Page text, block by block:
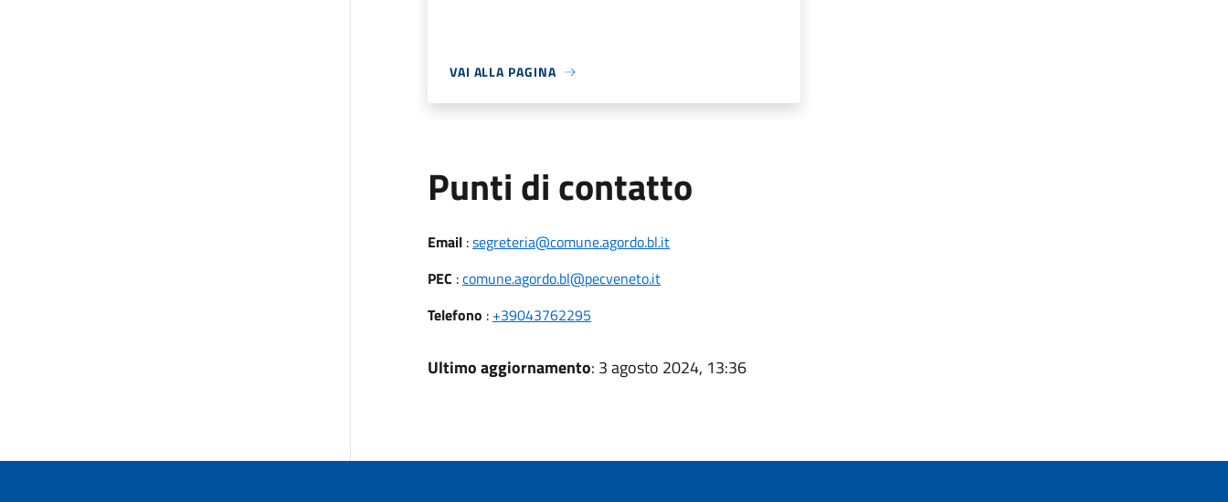
VAI ALLA PAGINA
Punti di contatto
Email:segreteria@comune.agordo.bl.it
PEC :comune.agordo.bl@pecveneto.it
Telefono : +39043762295
Ultimo aggiornamento: 3 agosto 2024, 13:36